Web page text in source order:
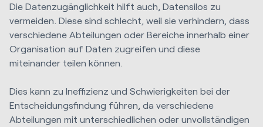
Die Datenzugänglichkeit hilft auch, Datensilos zu
vermeiden. Diese sind schlecht, weil sie verhindern, dass
verschiedene Abteilungen oder Bereiche innerhalb einer
Organisation auf Daten zugreifen und diese
miteinander teilen können.
Dies kann zu Ineffizienz und Schwierigkeiten bei der
Entscheidungsfindung führen, da verschiedene
Abteilungen mit unterschiedlichen oder unvollständigen